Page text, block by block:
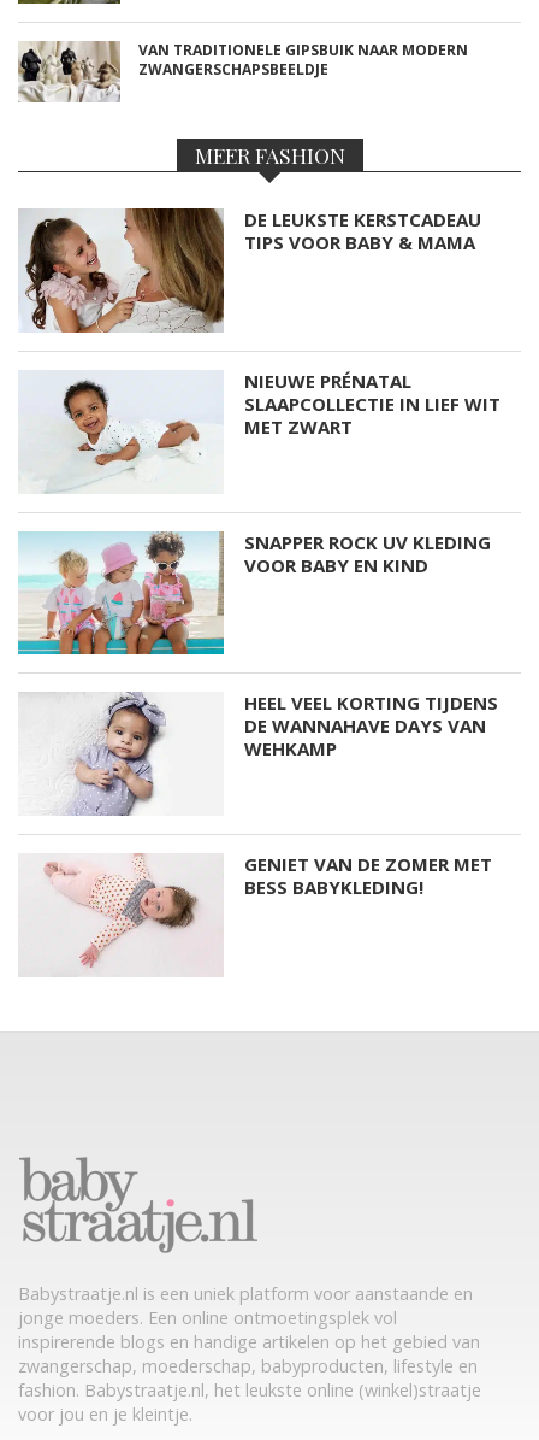
VAN TRADITIONELE GIPSBUIK NAAR MODERN
ZWANGERSCHAPSBEELDJE
MEER FASHION
DE LEUKSTE KERSTCADEAU
TIPS VOOR BABY & MAMA
NIEUWE PRÉNATAL
SLAAPCOLLECTIE IN LIEF WIT
MET ZWART
SNAPPER ROCK UV KLEDING
VOOR BABY EN KIND
HEEL VEEL KORTING TIJDENS
DE WANNAHAVE DAYS VAN
WEHKAMP
GENIET VAN DE ZOMER MET
BESS BABYKLEDING!
Babystraatje.nl is een uniek platform voor aanstaande en
jonge moeders. Een online ontmoetingsplek vol
inspirerende blogs en handige artikelen op het gebied van
zwangerschap, moederschap, babyproducten, lifestyle en
fashion. Babystraatje.nl, het leukste online (winkel)straatje
voor jou en je kleintje.